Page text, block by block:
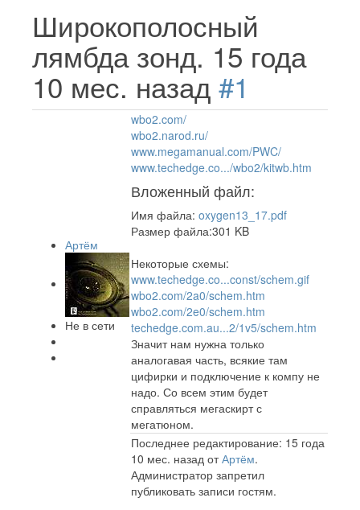
Широкополосный
лямбда зонд. 15 года
10 мес. назад #1
Артём
Не в сети
wbo2.com/
wbo2.narod.ru/
www.megamanual.com/PWC/
www.techedge.co.../wbo2/kitwb.htm
Вложенный файл:
Имя файла: oxygen13_17.pdf
Размер файла:301 KB
Некоторые схемы:
www.techedge.co...const/schem.gif
wbo2.com/2a0/schem.htm
wbo2.com/2e0/schem.htm
techedge.com.au...2/1v5/schem.htm
Значит нам нужна только
аналогавая часть, всякие там
цифирки и подключение к компу не
надо. Со всем этим будет
справляться мегаскирт с
мегатюном.
Последнее редактирование: 15 года
10 мес. назад отАртём.
Администратор запретил
публиковать записи гостям.